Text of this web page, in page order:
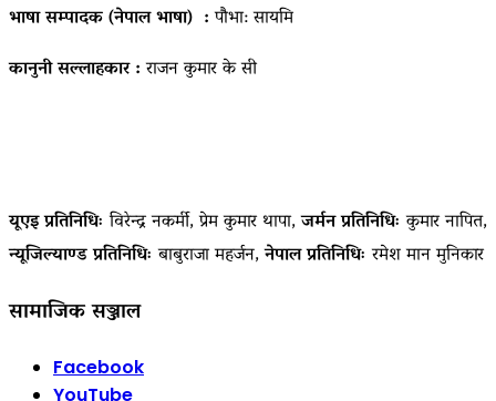
भाषा सम्पादक (नेपाल भाषा) :पौभा: सायमि
कानुनी सल्लाहकार :राजन कुमार के सी
यूएइ प्रतिनिधिः विरेन्द्र नकर्मी, प्रेम कुमार थापा,जर्मन प्रतिनिधिः कुमार नापित,
न्यूजिल्याण्ड प्रतिनिधिः बाबुराजा महर्जन,नेपाल प्रतिनिधिः रमेश मान मुनिकार
सामाजिक सञ्जाल
Facebook
YouTube